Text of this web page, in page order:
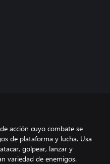
acción cuyo combate se
de plataforma y lucha. Usa
golpear, lanzar y
variedad de enemigos.